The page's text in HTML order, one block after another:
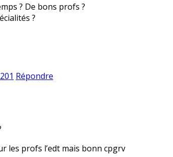
? De bons profs ?
?
Répondre
les profs l’edt mais bonn cpgrv